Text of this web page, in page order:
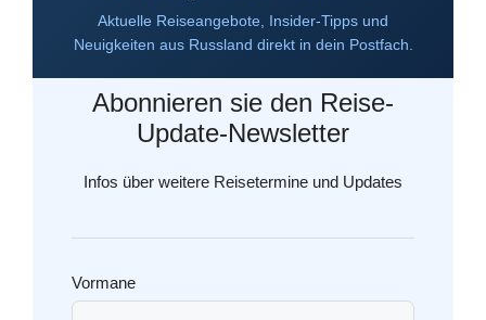
Aktuelle Reiseangebote, Insider-Tipps und
Neuigkeiten aus Russland direkt in dein Postfach.
Abonnieren sie den Reise-
Update-Newsletter
Infos über weitere Reisetermine und Updates
Vormane